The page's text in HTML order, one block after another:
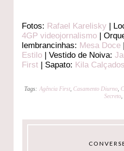
Fotos: Rafael Karelisky |
4GP videojornalismo |
lembrancinhas: Mesa Doce
Estilo | Vestido de Noiva:
First | Sapato: Kila Calçados
Tags: Agência First, Casamento Diurno,
Secreto,